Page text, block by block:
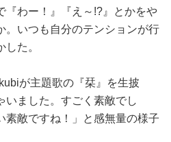
『わー！』『え～!?』とかをや
。いつも自分のテンションが行
た。
が主題歌の『栞』を生披
いました。すごく素敵でし
素敵ですね！」と感無量の様子